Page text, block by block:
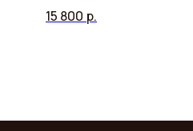
15 800 р.